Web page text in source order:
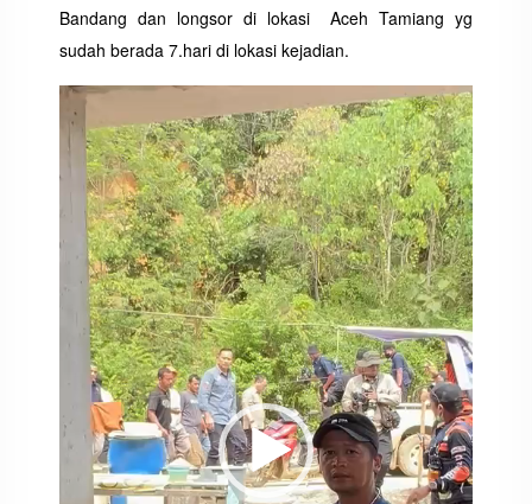
Bandang dan longsor di lokasi Aceh Tamiang yg
sudah berada 7.hari di lokasi kejadian.
Pemutar
Video